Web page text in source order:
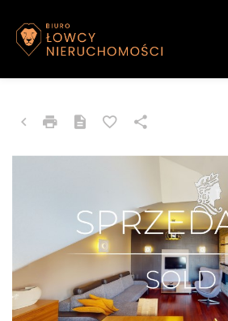
Gierałtowice,